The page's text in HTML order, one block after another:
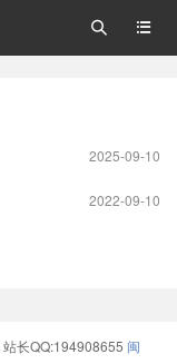


2025-09-10
2022-09-10
站长QQ:194908655 闽